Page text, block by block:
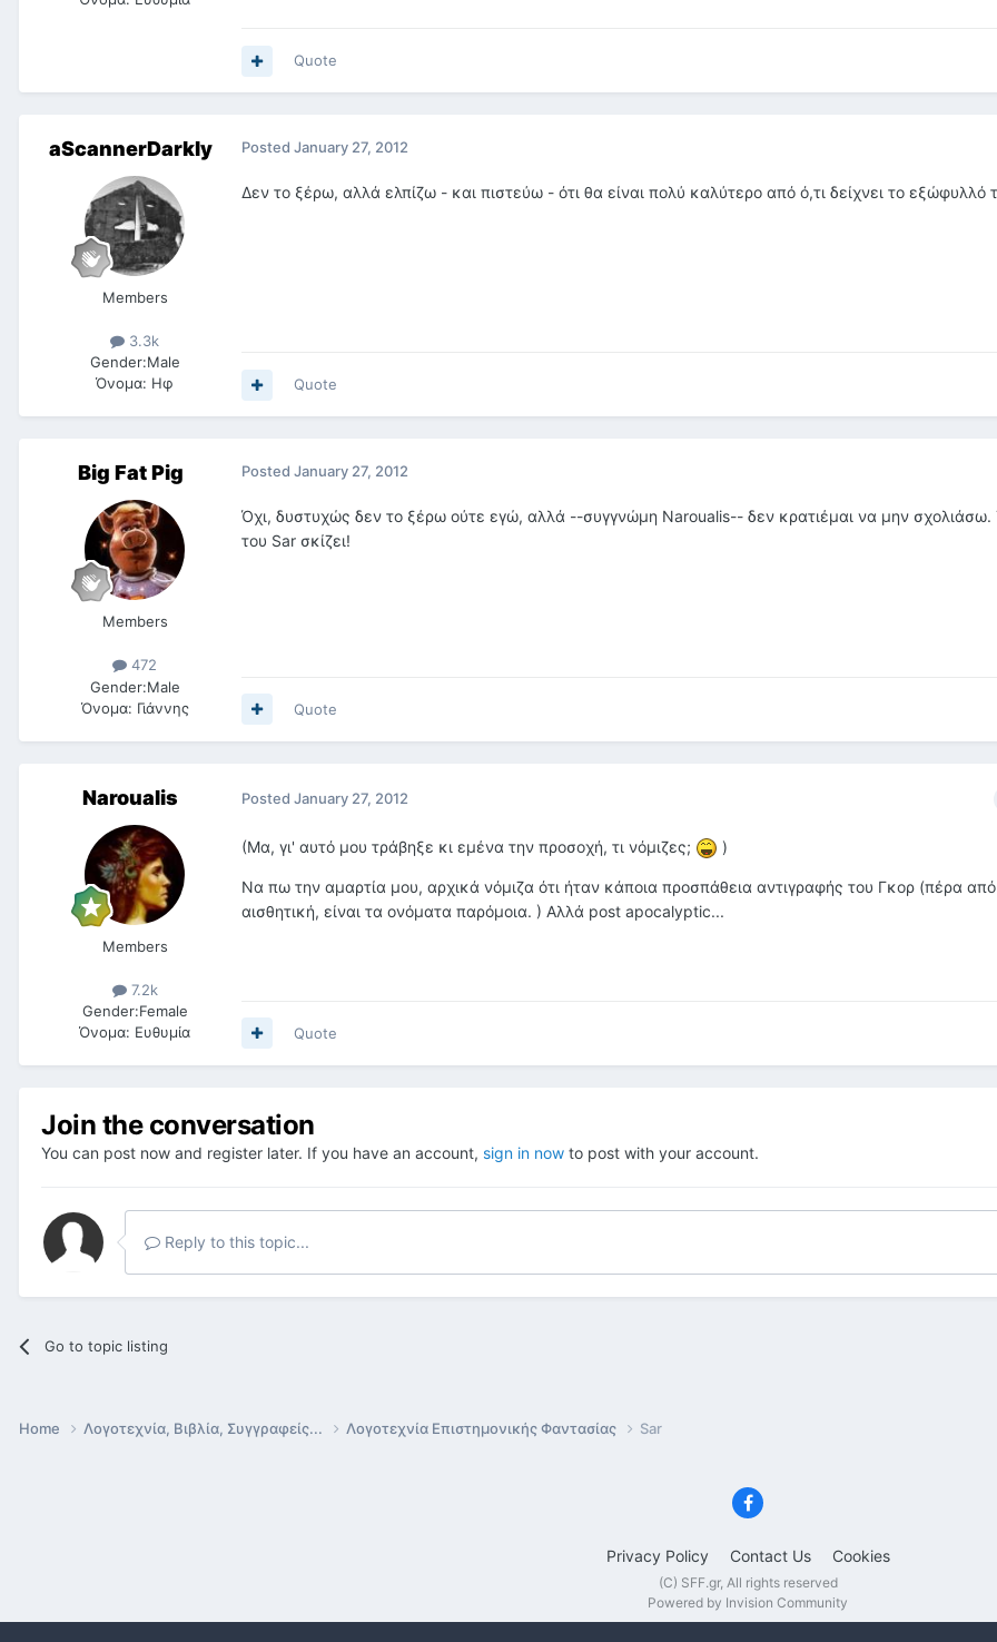
Quote
aScannerDarkly
Members
3.3k
Gender:Male
Όνομα: Ηφ
Posted January 27, 2012
Δεν το ξέρω, αλλά ελπίζω - και πιστεύω - ότι θα είναι πολύ καλύτερο από ό,τι δείχνει το εξώφυλλό
Quote
Big Fat Pig
Members
472
Gender:Male
Όνομα: Γιάννης
Posted January 27, 2012
Όχι, δυστυχώς δεν το ξέρω ούτε εγώ, αλλά --συγγνώμη Naroualis-- δεν κρατιέμαι να μην σχολιάσω.
του Sar σκίζει!
Quote
Naroualis
Members
7.2k
Gender:Female
Όνομα: Ευθυμία
Posted January 27, 2012
(Μα, γι' αυτό μου τράβηξε κι εμένα την προσοχή, τι νόμιζες; )
Να πω την αμαρτία μου, αρχικά νόμιζα ότι ήταν κάποια προσπάθεια αντιγραφής του Γκορ (πέρα
αισθητική, είναι τα ονόματα παρόμοια. ) Αλλά post apocalyptic...
Quote
Join the conversation
You can post now and register later. If you have an account, sign in now to post with your account.
Reply to this topic...
Go to topic listing
Home Λογοτεχνία, Βιβλία, Συγγραφείς... Λογοτεχνία Επιστημονικής Φαντασίας Sar
Privacy Policy Contact Us Cookies
(C) SFF.gr, All rights reserved
Powered by Invision Community